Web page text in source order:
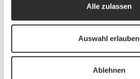
Alle zulassen
Auswahl erlauben
Ablehnen